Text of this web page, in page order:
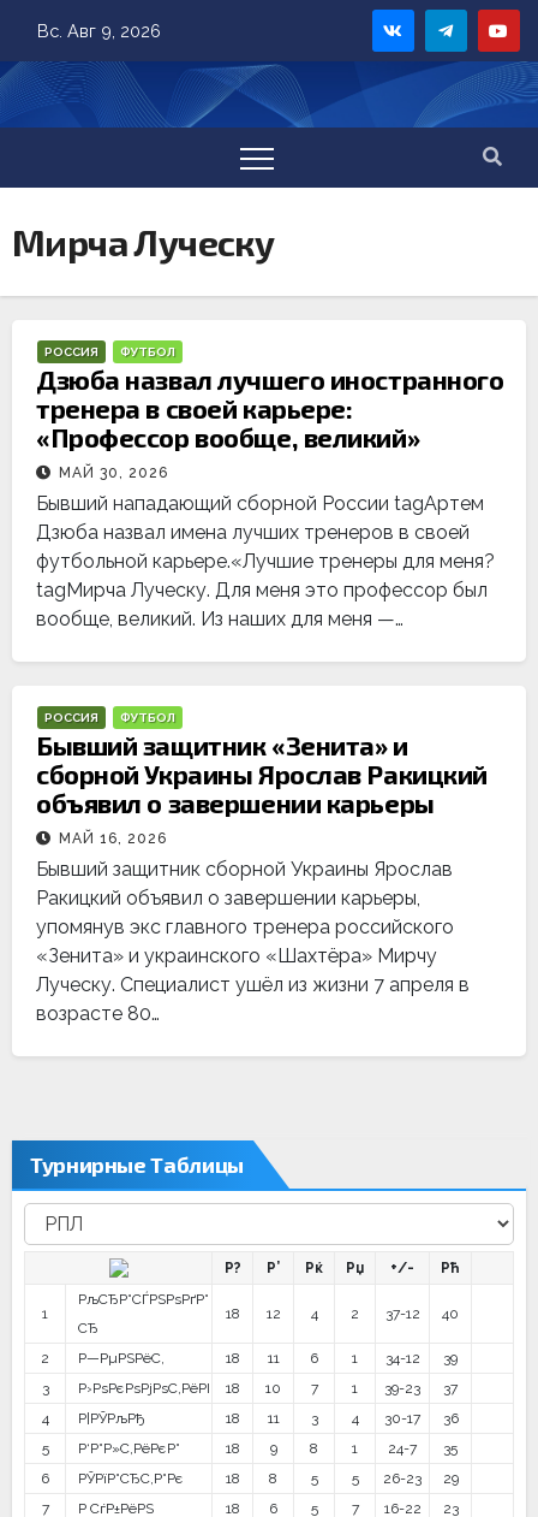
content
Вс. Авг 9, 2026
Мирча Луческу
РОССИЯ ФУТБОЛ
Дзюба назвал лучшего иностранного
тренера в своей карьере:
«Профессор вообще, великий»
МАЙ 30, 2026
Бывший нападающий сборной России tagАртем
Дзюба назвал имена лучших тренеров в своей
футбольной карьере.«Лучшие тренеры для меня?
tagМирча Луческу. Для меня это профессор был
вообще, великий. Из наших для меня —…
РОССИЯ ФУТБОЛ
Бывший защитник «Зенита» и
сборной Украины Ярослав Ракицкий
объявил о завершении карьеры
МАЙ 16, 2026
Бывший защитник сборной Украины Ярослав
Ракицкий объявил о завершении карьеры,
упомянув экс главного тренера российского
«Зенита» и украинского «Шахтёра» Мирчу
Луческу. Специалист ушёл из жизни 7 апреля в
возрасте 80…
Турнирные Таблицы
Р? Р’ Рќ Рџ +/- Рћ
1
РљСЂР°СЃРЅРѕРґР°
СЂ
18 12 4 2 37-12 40
2 Р—РµРЅРёС‚ 18 11 6 1 34-12
39
3
Р›РѕРєРѕРјРѕС‚РёРІ 18 10 7 1 39-23
37
4
Р¦РЎРљРђ 18 11 3 4 30-17
36
5
Р‘Р°Р»С‚РёРєР° 18 9 8 1 24-7
35
6
РЎРїР°СЂС‚Р°Рє 18 8 5 5 26-23
29
7
Р СѓР±РёРЅ 18 6 5 7 16-22
23